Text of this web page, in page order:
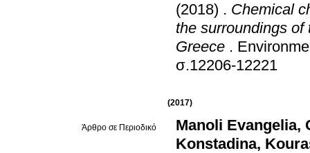
(2018) . Chemical
the surroundings
Greece .
σ.12206-12221
(2017)
Άρθρο σε Περιοδικό Manoli Evangelia,
Konstadina,